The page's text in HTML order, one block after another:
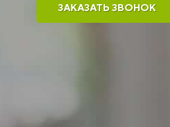
ЗАКАЗАТЬ ЗВОНОК